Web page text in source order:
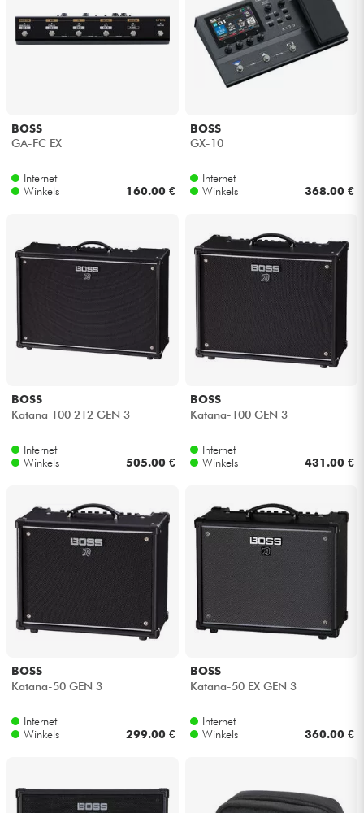
BOSS
GA-FC EX
Internet
Winkels
160.00 €
BOSS
GX-10
Internet
Winkels
368.00 €
BOSS
Katana 100 212 GEN 3
Internet
Winkels
505.00 €
BOSS
Katana-100 GEN 3
Internet
Winkels
431.00 €
BOSS
Katana-50 GEN 3
Internet
Winkels
299.00 €
BOSS
Katana-50 EX GEN 3
Internet
Winkels
360.00 €